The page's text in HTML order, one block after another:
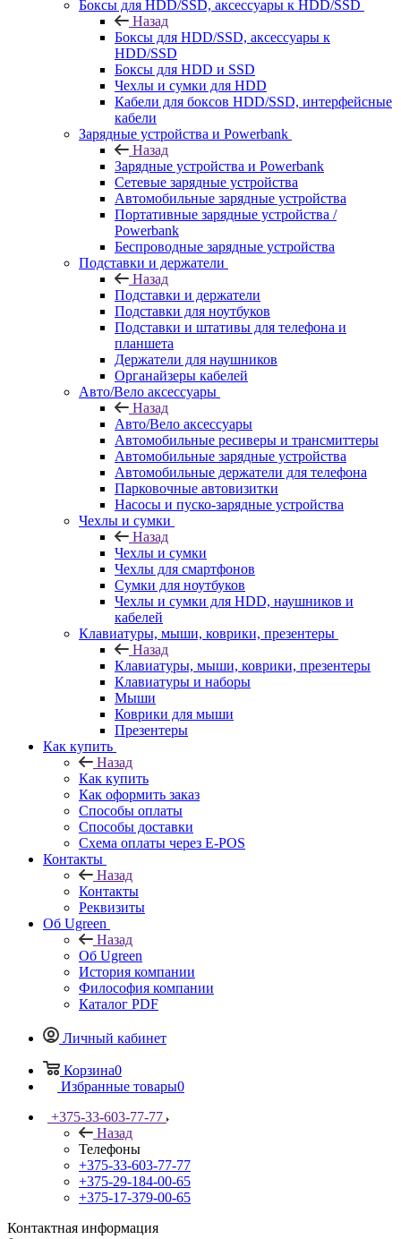
Боксы для HDD/SSD, аксессуары к HDD/SSD
Назад
Боксы для HDD/SSD, аксессуары к
HDD/SSD
Боксы для HDD и SSD
Чехлы и сумки для HDD
Кабели для боксов HDD/SSD, интерфейсные
кабели
Зарядные устройства и Powerbank
Назад
Зарядные устройства и Powerbank
Сетевые зарядные устройства
Автомобильные зарядные устройства
Портативные зарядные устройства /
Powerbank
Беспроводные зарядные устройства
Подставки и держатели
Назад
Подставки и держатели
Подставки для ноутбуков
Подставки и штативы для телефона и
планшета
Держатели для наушников
Органайзеры кабелей
Авто/Вело аксессуары
Назад
Авто/Вело аксессуары
Автомобильные ресиверы и трансмиттеры
Автомобильные зарядные устройства
Автомобильные держатели для телефона
Парковочные автовизитки
Насосы и пуско-зарядные устройства
Чехлы и сумки
Назад
Чехлы и сумки
Чехлы для смартфонов
Сумки для ноутбуков
Чехлы и сумки для HDD, наушников и
кабелей
Клавиатуры, мыши, коврики, презентеры
Назад
Клавиатуры, мыши, коврики, презентеры
Клавиатуры и наборы
Мыши
Коврики для мыши
Презентеры
Как купить
Назад
Как купить
Как оформить заказ
Способы оплаты
Способы доставки
Схема оплаты через E-POS
Контакты
Назад
Контакты
Реквизиты
Об Ugreen
Назад
Об Ugreen
История компании
Философия компании
Каталог PDF
Личный кабинет
Корзина0
Избранные товары0
+375-33-603-77-77
Назад
Телефоны
+375-33-603-77-77
+375-29-184-00-65
+375-17-379-00-65
Контактная информация